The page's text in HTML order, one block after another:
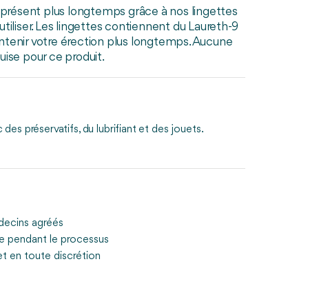
plus longtemps grâce à nos lingettes
Les lingettes contiennent du Laureth-9
votre érection plus longtemps. Aucune
pour ce produit.
des préservatifs, du lubrifiant et des jouets.
agréés
pendant le processus
en toute discrétion